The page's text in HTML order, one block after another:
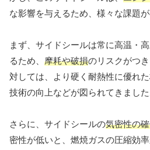
な影響を与えるため、様々な課題が
まず、サイドシールは常に高温・
るため、 摩耗や破損のリスクがつ
対しては、より硬く耐熱性に優れ
技術の向上などが図られてきました
さらに、サイドシールの気密性の
密性が低いと、燃焼ガスの圧縮効